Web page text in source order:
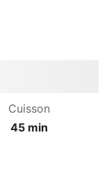
Cuisson
45 min